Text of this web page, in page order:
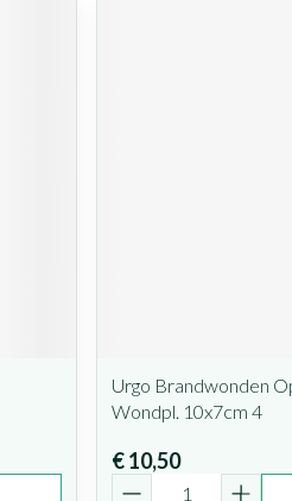
Urgo Brandwonden
Wondpl. 10x7cm 4
€ 10,50